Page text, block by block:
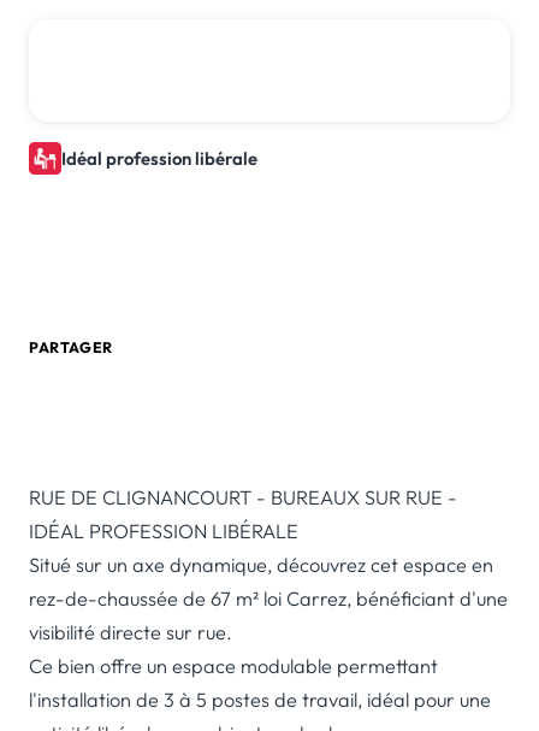
Idéal profession libérale
PARTAGER
RUE DE CLIGNANCOURT - BUREAUX SUR RUE -
IDÉAL PROFESSION LIBÉRALE
Situé sur un axe dynamique, découvrez cet espace en
rez-de-chaussée de 67 m² loi Carrez, bénéficiant d'une
visibilité directe sur rue.
Ce bien offre un espace modulable permettant
l'installation de 3 à 5 postes de travail, idéal pour une